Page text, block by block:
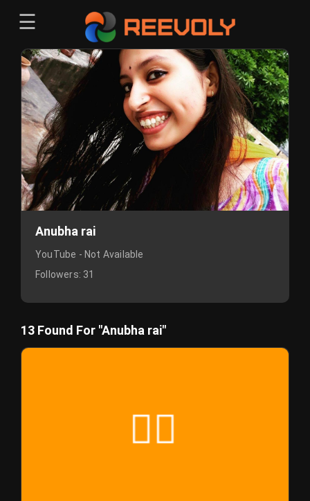
Sign in Register
Menu
Sign-in
Register
☰
Anubha rai
YouTube - Not Available
Followers: 31
13 Found For "Anubha rai"